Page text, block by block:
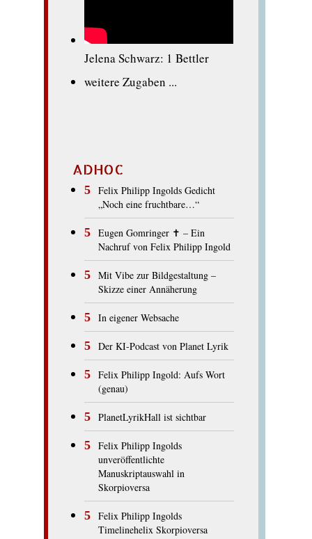
Jelena Schwarz: 1 Bettler
weitere Zugaben ...
ADHOC
Felix Philipp Ingolds Gedicht
„Noch eine fruchtbare…“
Eugen Gomringer ✝︎ – Ein
Nachruf von Felix Philipp Ingold
Mit Vibe zur Bildgestaltung –
Skizze einer Annäherung
In eigener Websache
Der KI-Podcast von Planet Lyrik
Felix Philipp Ingold: Aufs Wort
(genau)
PlanetLyrikHall ist sichtbar
Felix Philipp Ingolds
unveröffentlichte
Manuskriptauswahl in
Skorpioversa
Felix Philipp Ingolds
Timelinehelix Skorpioversa